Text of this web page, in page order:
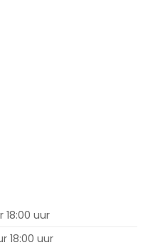
18:00 uur
18:00 uur